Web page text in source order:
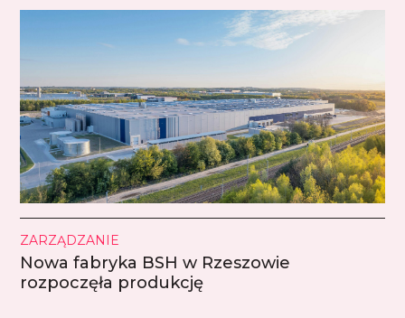
ZARZĄDZANIE
Nowa fabryka BSH w Rzeszowie
rozpoczęła produkcję